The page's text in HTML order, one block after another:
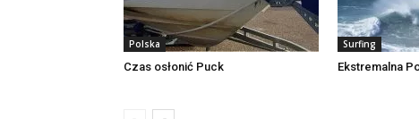
Polska
Czas osłonić Puck
Surfing
Ekstremalna